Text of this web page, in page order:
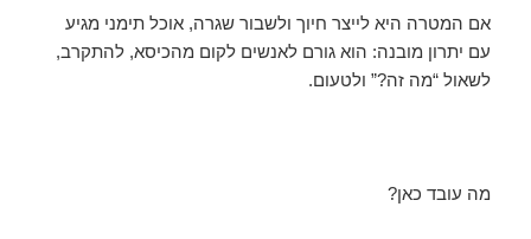
אם המטרה היא לייצר חיוך ולשבור שגרה, אוכל תימני מגיע
עם יתרון מובנה: הוא גורם לאנשים לקום מהכיסא, להתקרב,
לשאול “מה זה?” ולטעום.
מה עובד כאן?